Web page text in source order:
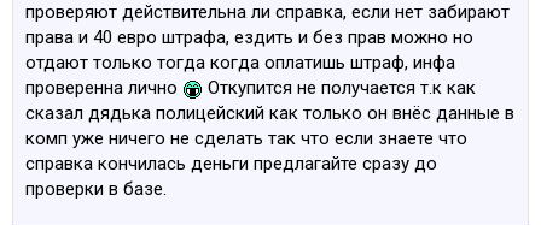
проверяют действительна ли справка, если нет забирают
права и 40 евро штрафа, ездить и без прав можно но
отдают только тогда когда оплатишь штраф, инфа
проверенна лично
Откупится не получается т.к как
сказал дядька полицейский как только он внёс данные в
комп уже ничего не сделать так что если знаете что
справка кончилась деньги предлагайте сразу до
проверки в базе.